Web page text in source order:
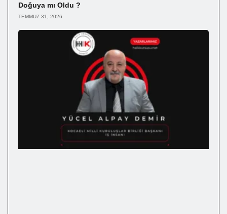
Doğuya mı Oldu ?
TEMMUZ 31, 2026